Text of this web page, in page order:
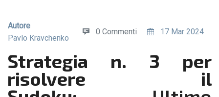
Autore
Pavlo Kravchenko
0 Commenti 17 Mar 2024
Strategia n. 3 per
risolvere il